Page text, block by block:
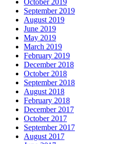
October 2019
September 2019
August 2019
June 2019
May 2019
March 2019
February 2019
December 2018
October 2018
September 2018
August 2018
February 2018
December 2017
October 2017
September 2017
August 2017